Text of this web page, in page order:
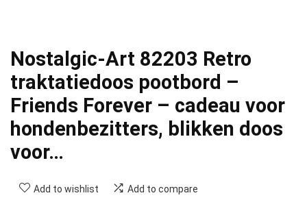
Nostalgic-Art 82203 Retro
traktatiedoos pootbord –
Friends Forever – cadeau voor
hondenbezitters, blikken doos
voor…
Add to wishlist Add to compare